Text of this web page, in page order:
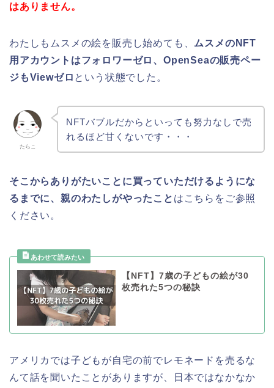
はありません。
わたしもムスメの絵を販売し始めても、 ムスメのNFT
用アカウントはフォロワーゼロ、OpenSeaの販売ペー
ジもViewゼロ という状態でした。
たらこ
NFTバブルだからといっても努力なしで売
れるほど甘くないです・・・
そこからありがたいことに買っていただけるようにな
るまでに、親のわたしがやったこと はこちらをご参照
ください。
【NFT】7歳の子どもの絵が30
枚売れた5つの秘訣
アメリカでは子どもが自宅の前でレモネードを売るな
んて話を聞いたことがありますが、日本ではなかなか